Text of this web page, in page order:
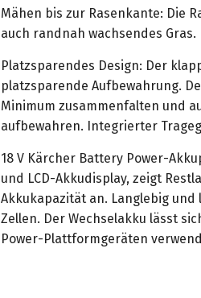
Mähen bis zur Rasenkante: Die
auch randnah wachsendes Gras.
Platzsparendes Design: Der
platzsparende Aufbewahrung.
Minimum zusammenfalten und
aufbewahren. Integrierter
18 V Kärcher Battery Power-
und LCD-Akkudisplay, zeigt
Akkukapazität an. Langlebig
Zellen. Der Wechselakku lässt
Power-Plattformgeräten